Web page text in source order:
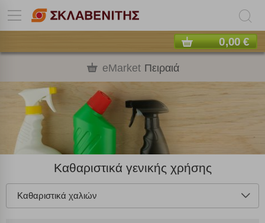
0,00 €
eMarket Πειραιά
Καθαριστικά γενικής χρήσης
Καθαριστικά χαλιών